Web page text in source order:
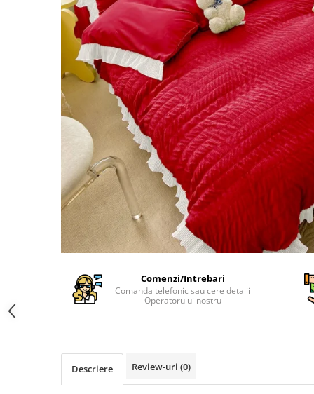
Cearceaf Normal
Lenjerii Pat Imprimeu 5D cu Elastic
Cearceaf cu Elastic pat 1 Persoana
Cearceaf cu Elastic pat 2 Persoane
Lenjerii Pat Inimi Brodate
Lenjerii Pat, Bumbac-Finet
Premium, 1 Persoana
Lenjerii Pat, Bumbac-Finet
Premium, 2 Persoane
Cearceaf cu Elastic
Cearceaf Normal
Comenzi/Intrebari
Comanda telefonic sau cere detalii
Operatorului nostru
Descriere Review-uri (0)